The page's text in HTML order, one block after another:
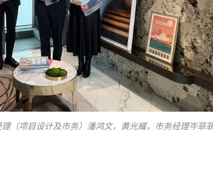
（项目设计及市务）潘鸿文，黄光耀，市务经理岑菲